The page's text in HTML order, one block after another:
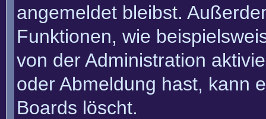
angemeldet bleibst.
Funktionen, wie
von der Administration
oder Abmeldung hast, kann
Boards löscht.